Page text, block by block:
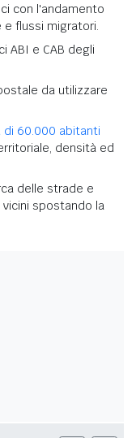
con l'andamento
e flussi migratori.
ABI e CAB degli
da utilizzare
di 60.000 abitanti
densità ed
delle strade e
vicini spostando la